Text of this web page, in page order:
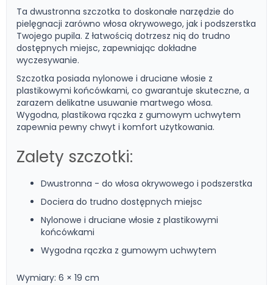
Ta dwustronna szczotka to doskonałe narzędzie do
pielęgnacji zarówno włosa okrywowego, jak i podszerstka
Twojego pupila. Z łatwością dotrzesz nią do trudno
dostępnych miejsc, zapewniając dokładne
wyczesywanie.
Szczotka posiada nylonowe i druciane włosie z
plastikowymi końcówkami, co gwarantuje skuteczne, a
zarazem delikatne usuwanie martwego włosa.
Wygodna, plastikowa rączka z gumowym uchwytem
zapewnia pewny chwyt i komfort użytkowania.
Zalety szczotki:
Dwustronna - do włosa okrywowego i podszerstka
Dociera do trudno dostępnych miejsc
Nylonowe i druciane włosie z plastikowymi
końcówkami
Wygodna rączka z gumowym uchwytem
Wymiary: 6 × 19 cm